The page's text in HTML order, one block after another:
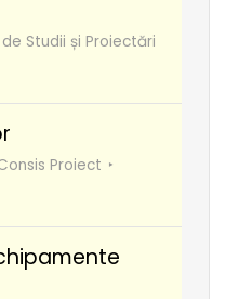
Studii și Proiectări
Proiect